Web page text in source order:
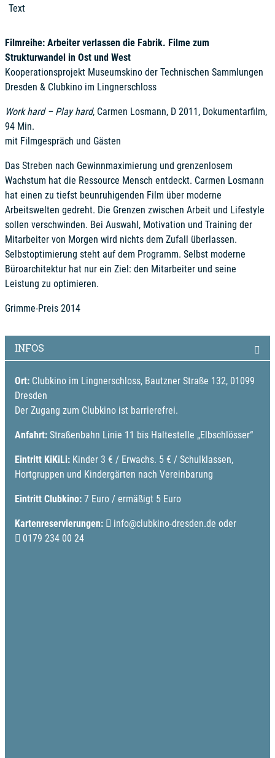
Text
Filmreihe: Arbeiter verlassen die Fabrik. Filme zum
Strukturwandel in Ost und West
Kooperationsprojekt Museumskino der Technischen Sammlungen
Dresden & Clubkino im Lingnerschloss
Work hard – Play hard, Carmen Losmann, D 2011, Dokumentarfilm,
94 Min.
mit Filmgespräch und Gästen
Das Streben nach Gewinnmaximierung und grenzenlosem
Wachstum hat die Ressource Mensch entdeckt. Carmen Losmann
hat einen zu tiefst beunruhigenden Film über moderne
Arbeitswelten gedreht. Die Grenzen zwischen Arbeit und Lifestyle
sollen verschwinden. Bei Auswahl, Motivation und Training der
Mitarbeiter von Morgen wird nichts dem Zufall überlassen.
Selbstoptimierung steht auf dem Programm. Selbst moderne
Büroarchitektur hat nur ein Ziel: den Mitarbeiter und seine
Leistung zu optimieren.
Grimme-Preis 2014
INFOS
Ort: Clubkino im Lingnerschloss, Bautzner Straße 132, 01099
Dresden
Der Zugang zum Clubkino ist barrierefrei.
Anfahrt: Straßenbahn Linie 11 bis Haltestelle „Elbschlösser“
Eintritt KiKiLi: Kinder 3 € / Erwachs. 5 € / Schulklassen,
Hortgruppen und Kindergärten nach Vereinbarung
Eintritt Clubkino: 7 Euro / ermäßigt 5 Euro
Kartenreservierungen: info@clubkino-dresden.de oder
0179 234 00 24